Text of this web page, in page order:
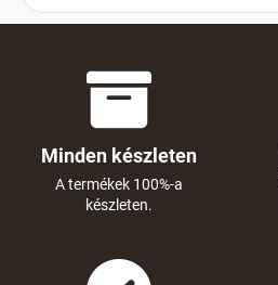
Minden készleten
A termékek 100%-a
készleten.